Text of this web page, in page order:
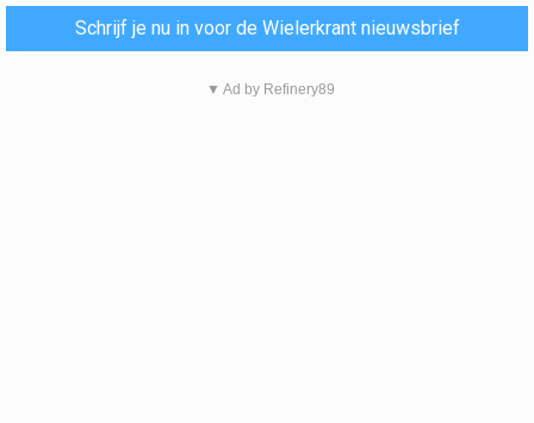
Schrijf je nu in voor de Wielerkrant nieuwsbrief
▼ Ad by Refinery89